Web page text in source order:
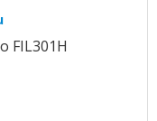
FIL301H